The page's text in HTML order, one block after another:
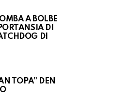
A BOLBE
DI
DI
TOPA” DEN